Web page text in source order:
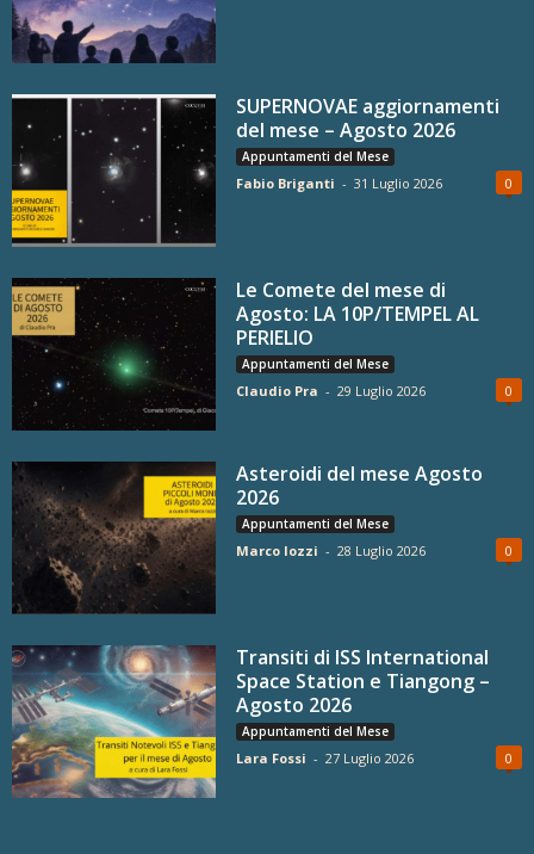
SUPERNOVAE aggiornamenti
del mese – Agosto 2026
Appuntamenti del Mese
Fabio Briganti - 31 Luglio 2026 0
Le Comete del mese di
Agosto: LA 10P/TEMPEL AL
PERIELIO
Appuntamenti del Mese
Claudio Pra - 29 Luglio 2026 0
Asteroidi del mese Agosto
2026
Appuntamenti del Mese
Marco Iozzi - 28 Luglio 2026 0
Transiti di ISS International
Space Station e Tiangong –
Agosto 2026
Appuntamenti del Mese
Lara Fossi - 27 Luglio 2026 0